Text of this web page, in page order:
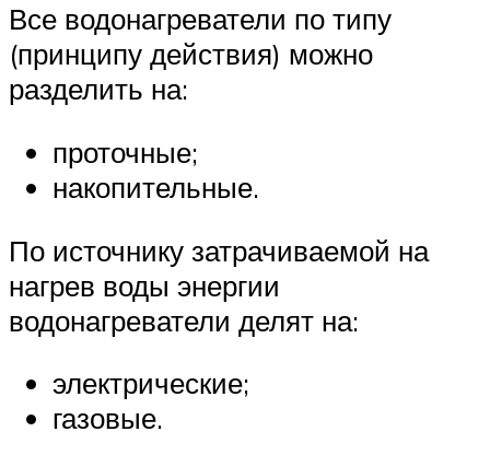
Все водонагреватели по типу
(принципу действия) можно
разделить на:
проточные;
накопительные.
По источнику затрачиваемой на
нагрев воды энергии
водонагреватели делят на:
электрические;
газовые.